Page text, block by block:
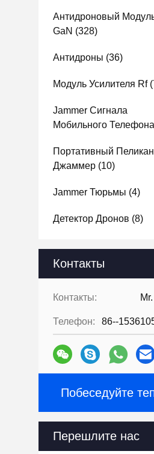
Антидроновый
GaN (328)
Антидроны (36)
Модуль Усилителя Rf
Jammer Сигнала
Мобильного Телефона
Портативный
Джаммер (10)
Jammer Тюрьмы (4)
Детектор Дронов (8)
Контакты
Контакты:
Телефон: 86--
Побеседуйте
Перешлите нас